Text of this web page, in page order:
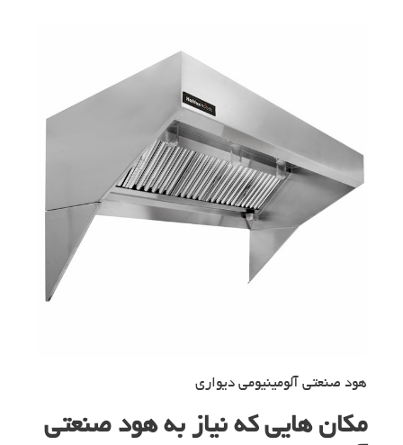
هود صنعتی آلومینیومی دیواری
مکان هایی که نیاز به هود صنعتی